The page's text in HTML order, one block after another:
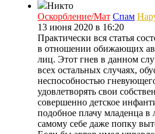
Никто
Оскорбление/Мат Спам
13 июня 2020 в 16:20
Практически вся статья
в отношении обижающих
лиц. Этот гнев в данном
всех остальных случаях,
неспособностью
удовлетворять свои
совершенно детское
подобное плачу младенца в
самому себе даже попку